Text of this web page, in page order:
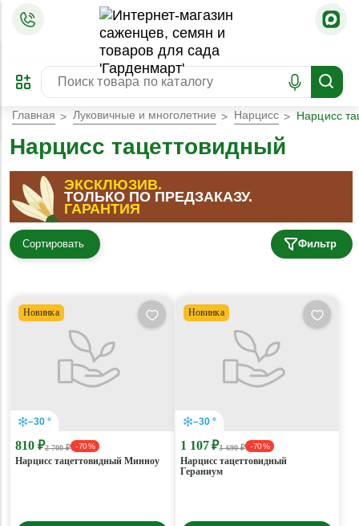
ПРЕДЗАКАЗ
ЗАБРОНИРОВАТЬ
ЛУЧШЕЕ
Главная Луковичные и многолетние Нарцисс Нарцисс
Нарцисс тацеттовидный
ЭКСКЛЮЗИВ.
ТОЛЬКО ПО ПРЕДЗАКАЗУ.
ГАРАНТИЯ
Сортировать Фильтр
Новинка
–30 °
810 ₽2 700 ₽ - 70 %
Нарцисс тацеттовидный Минноу
Новинка
–30 °
1 107 ₽3 690 ₽ - 70 %
Нарцисс тацеттовидный
Гераниум